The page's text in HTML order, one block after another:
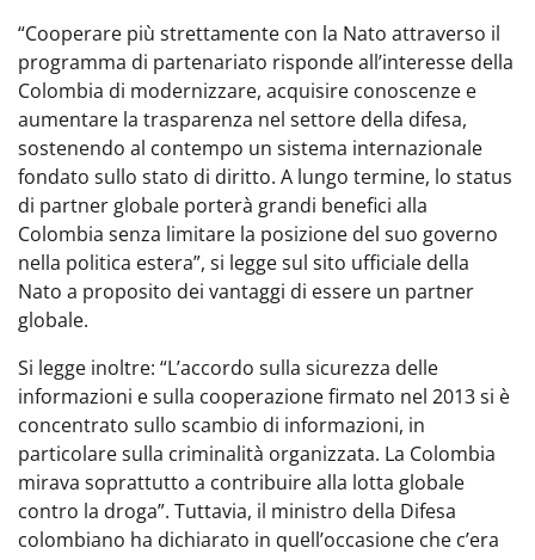
“Cooperare più strettamente con la Nato attraverso il
programma di partenariato risponde all’interesse della
Colombia di modernizzare, acquisire conoscenze e
aumentare la trasparenza nel settore della difesa,
sostenendo al contempo un sistema internazionale
fondato sullo stato di diritto. A lungo termine, lo status
di partner globale porterà grandi benefici alla
Colombia senza limitare la posizione del suo governo
nella politica estera”, si legge sul sito ufficiale della
Nato a proposito dei vantaggi di essere un partner
globale.
Si legge inoltre: “L’accordo sulla sicurezza delle
informazioni e sulla cooperazione firmato nel 2013 si è
concentrato sullo scambio di informazioni, in
particolare sulla criminalità organizzata. La Colombia
mirava soprattutto a contribuire alla lotta globale
contro la droga”. Tuttavia, il ministro della Difesa
colombiano ha dichiarato in quell’occasione che c’era